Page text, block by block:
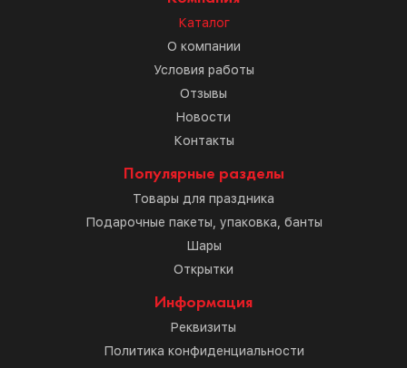
Каталог
О компании
Условия работы
Отзывы
Новости
Контакты
Популярные разделы
Товары для праздника
Подарочные пакеты, упаковка, банты
Шары
Открытки
Информация
Реквизиты
Политика конфиденциальности